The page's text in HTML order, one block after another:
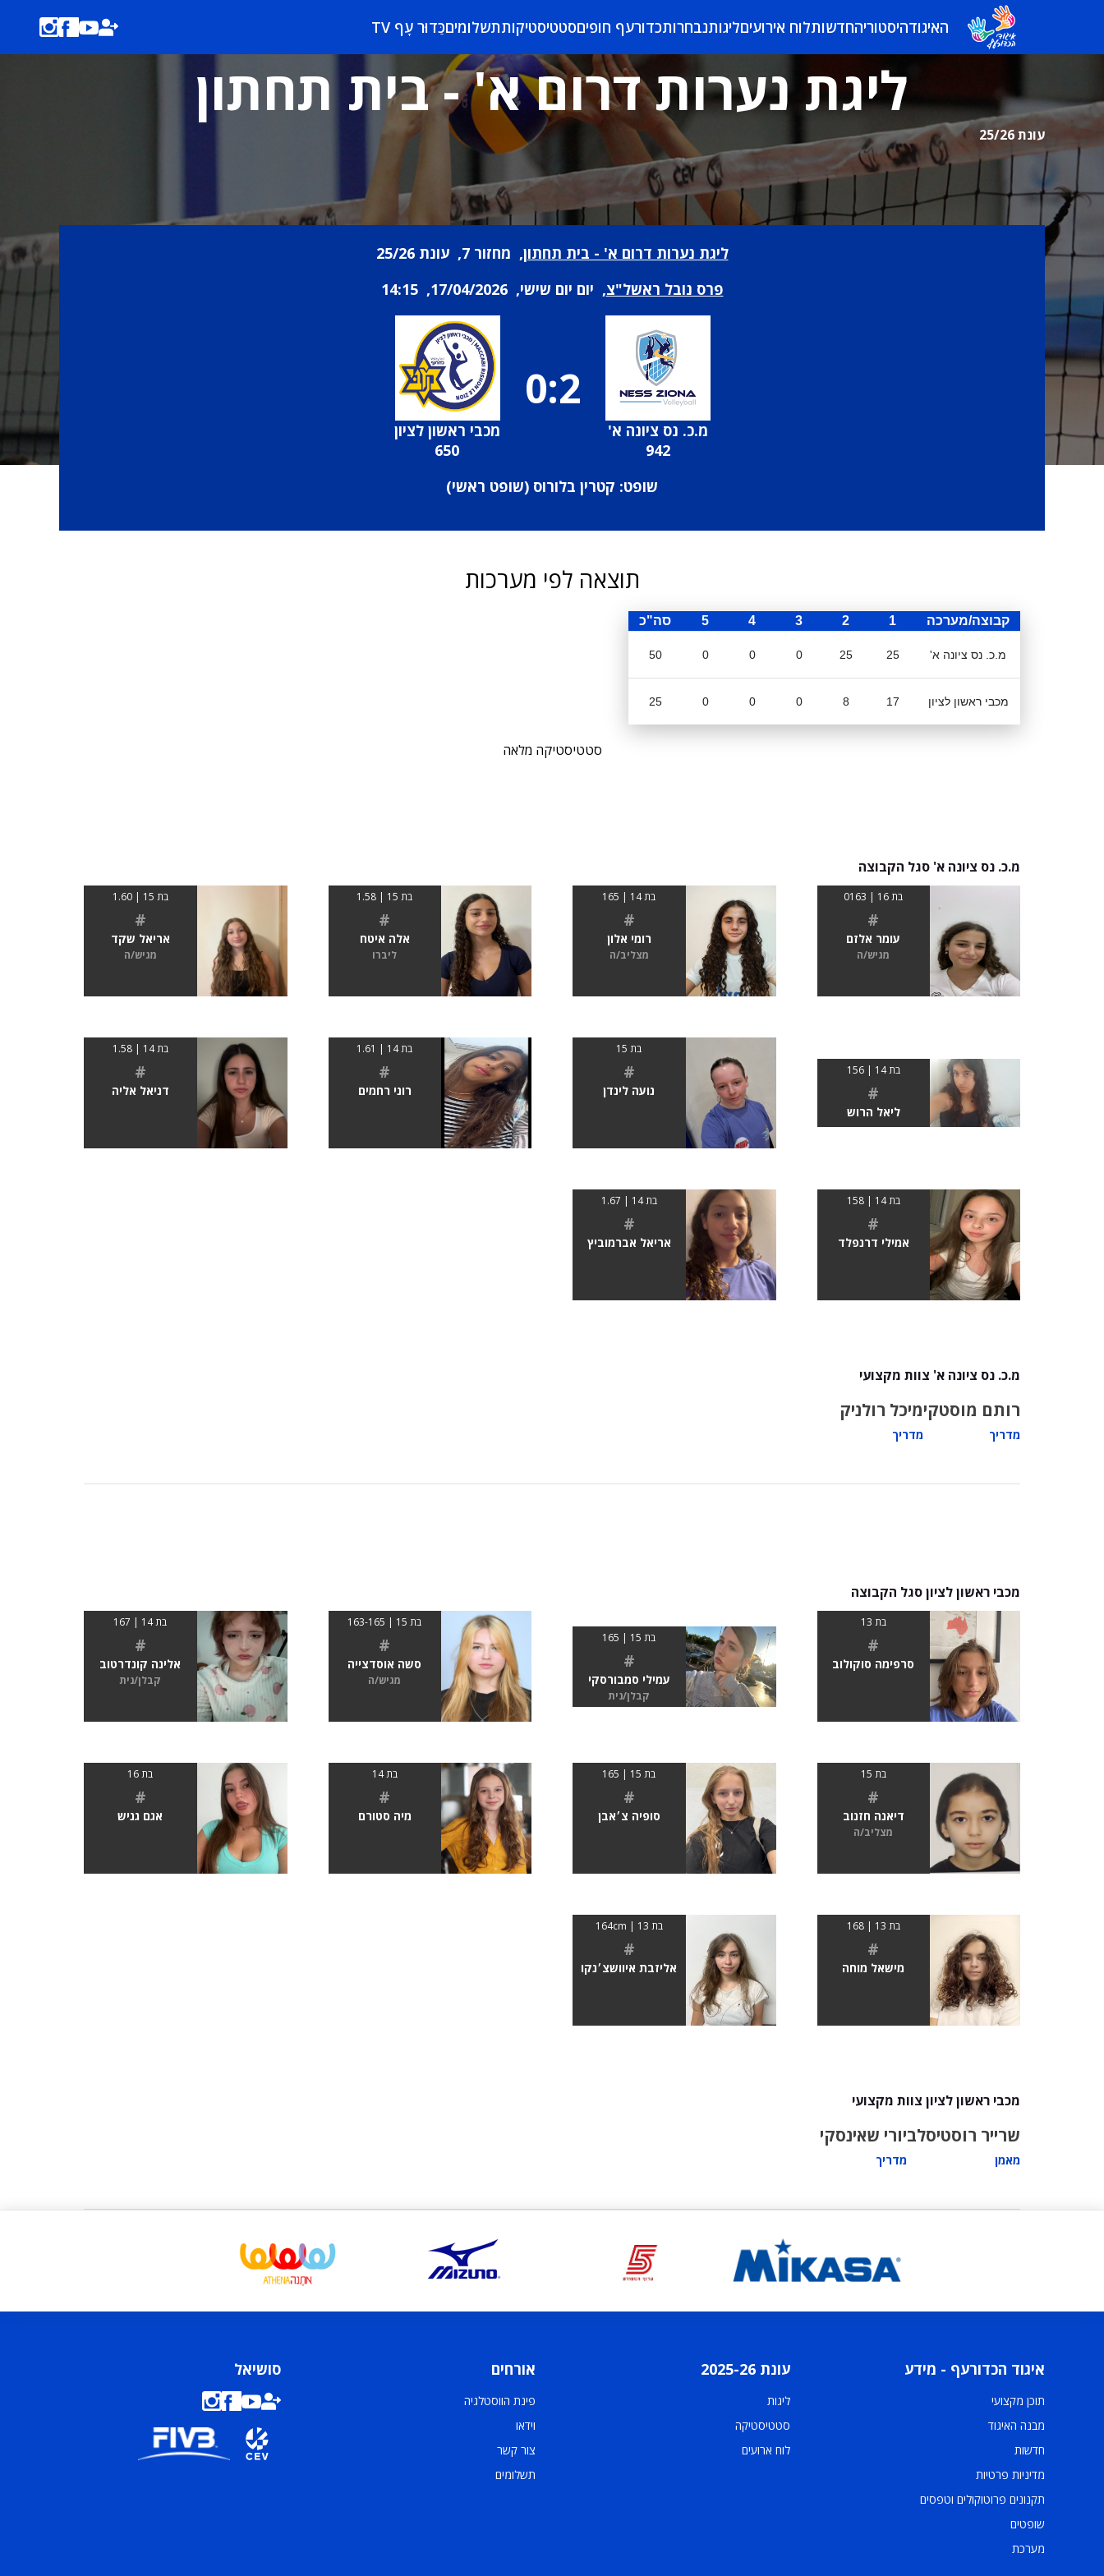
האיגודהיסטוריהחדשותלוח אירועיםליגותנבחרותכדורעף חופיםסטטיסטיקותתשלומיםכַּדוּר עָף TV
ליגת נערות דרום א' - בית תחתון
עונת 25/26
ליגת נערות דרום א' - בית תחתון, מחזור 7, עונת 25/26
פרס נובל ראשל"צ, יום יום שישי, 17/04/2026, 14:15
מ.כ. נס ציונה א'
942
0:2
מכבי ראשון לציון
650
שופט: קטרין בלורוס (שופט ראשי)
תוצאה לפי מערכות
קבוצה/מערכה 1
2
3
4
5 סה"כ
מ.כ. נס ציונה א' 25
25
0
0
0
50
מכבי ראשון לציון 17
8
0
0
0
25
סטטיסטיקה מלאה
מ.כ. נס ציונה א' סגל הקבוצה
בת 16 | 0163
#
עומר אלזם
מגיש/ה
בת 14 | 165
#
רומי אלון
מצליב/ה
בת 15 | 1.58
#
אלה איטח
ליברו
בת 15 | 1.60
#
אריאל שקד
מגיש/ה
בת 14 | 156
#
ליאל הרוש
בת 15
#
נועה לינדן
בת 14 | 1.61
#
רוני רחמים
בת 14 | 1.58
#
דניאל אליה
בת 14 | 158
#
אמילי דרנפלד
בת 14 | 1.67
#
אריאל אברמוביץ
מ.כ. נס ציונה א' צוות מקצועי
רותם מוסטקי
מדריך
מיכל רולניק
מדריך
מכבי ראשון לציון סגל הקבוצה
בת 13
#
סרפימה סוקולוב
בת 15 | 165
#
עמילי סמבורסקי
קבלן/נית
בת 15 | 163-165
#
סשה אוסדצייה
מגיש/ה
בת 14 | 167
#
אלינה קונדרטוב
קבלן/נית
בת 15
#
דיאנה חזנוב
מצליב/ה
בת 15 | 165
#
סופיה צ׳אבן
בת 14
#
מיה סטורם
בת 16
#
אגם גניש
בת 13 | 168
#
מישאל מוחה
בת 13 | 164cm
#
אליזבת איוושצ׳נקו
מכבי ראשון לציון צוות מקצועי
שרייר רוסטיסלב
מאמן
יורי שאינסקי
מדריך
איגוד הכדורעף - מידע
תוכן מקצועי
מבנה האיגוד
חדשות
מדיניות פרטיות
תקנונים פרוטוקולים וטפסים
שופטים
מערכת
עונת 2025-26
ליגות
סטטיסטיקה
לוח ארועים
אורחים
פינת הווסטלגיה
וידאו
צור קשר
תשלומים
סושיאל